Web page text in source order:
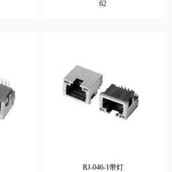
62
RJ-046-1带灯